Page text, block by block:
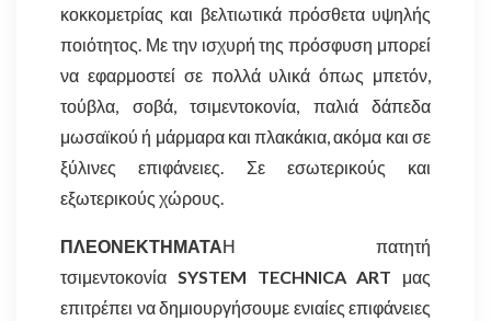
κοκκομετρίας και βελτιωτικά πρόσθετα υψηλής
ποιότητος. Με την ισχυρή της πρόσφυση μπορεί
να εφαρμοστεί σε πολλά υλικά όπως μπετόν,
τούβλα, σοβά, τσιμεντοκονία, παλιά δάπεδα
μωσαϊκού ή μάρμαρα και πλακάκια, ακόμα και σε
ξύλινες επιφάνειες. Σε εσωτερικούς και
εξωτερικούς χώρους.
ΠΛΕΟΝΕΚΤΗΜΑΤΑΗ πατητή
τσιμεντοκονία SYSTEM TECHNICA ART μας
επιτρέπει να δημιουργήσουμε ενιαίες επιφάνειες